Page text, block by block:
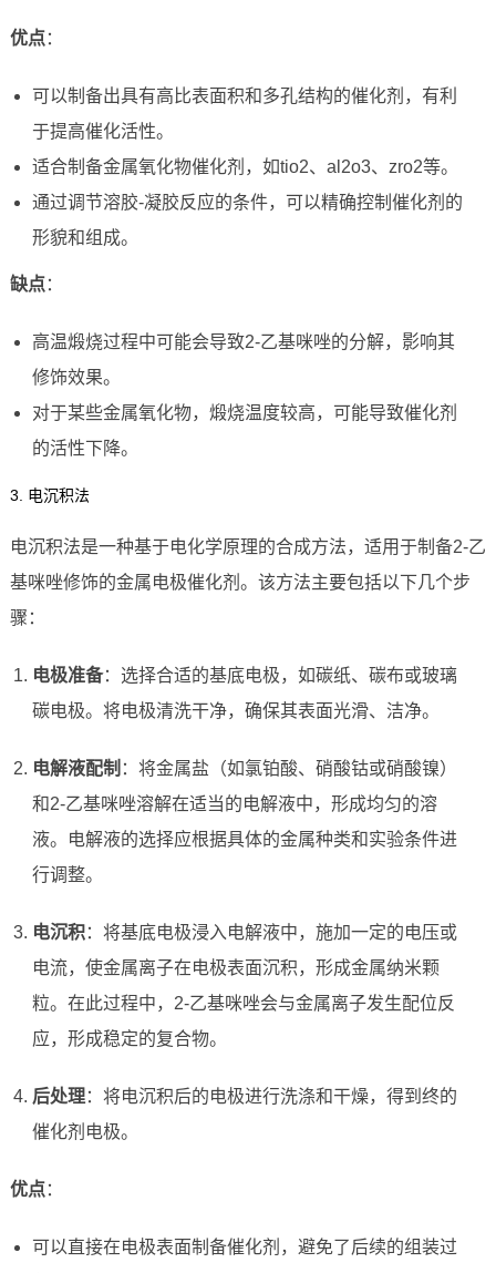
优点：
可以制备出具有高比表面积和多孔结构的催化剂，有利
于提高催化活性。
适合制备金属氧化物催化剂，如tio2、al2o3、zro2等。
通过调节溶胶-凝胶反应的条件，可以精确控制催化剂的
形貌和组成。
缺点：
高温煅烧过程中可能会导致2-乙基咪唑的分解，影响其
修饰效果。
对于某些金属氧化物，煅烧温度较高，可能导致催化剂
的活性下降。
3. 电沉积法
电沉积法是一种基于电化学原理的合成方法，适用于制备2-乙
基咪唑修饰的金属电极催化剂。该方法主要包括以下几个步
骤：
电极准备：选择合适的基底电极，如碳纸、碳布或玻璃
碳电极。将电极清洗干净，确保其表面光滑、洁净。
电解液配制 ：将金属盐（如氯铂酸、硝酸钴或硝酸镍）
和2-乙基咪唑溶解在适当的电解液中，形成均匀的溶
液。电解液的选择应根据具体的金属种类和实验条件进
行调整。
电沉积：将基底电极浸入电解液中，施加一定的电压或
电流，使金属离子在电极表面沉积，形成金属纳米颗
粒。在此过程中，2-乙基咪唑会与金属离子发生配位反
应，形成稳定的复合物。
后处理：将电沉积后的电极进行洗涤和干燥，得到终的
催化剂电极。
优点：
可以直接在电极表面制备催化剂，避免了后续的组装过